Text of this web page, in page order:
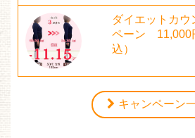
ダイエットカウ
ペーン 11,000
込）
キャンペーン